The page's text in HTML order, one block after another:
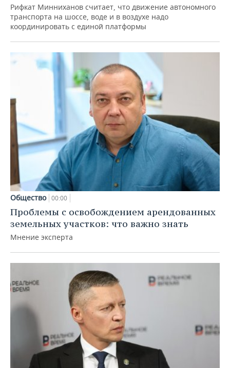
Рифкат Минниханов считает, что движение автономного
транспорта на шоссе, воде и в воздухе надо
координировать с единой платформы
Общество 00:00
Проблемы с освобождением арендованных
земельных участков: что важно знать
Мнение эксперта